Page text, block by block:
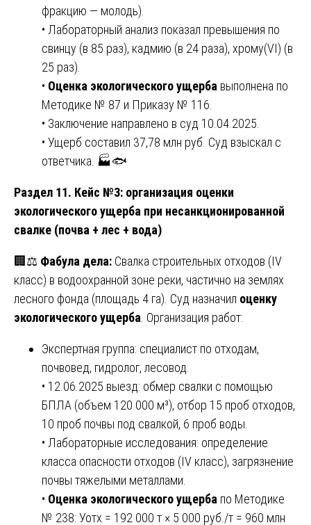
фракцию — молодь).
• Лабораторный анализ показал превышения по
свинцу (в 85 раз), кадмию (в 24 раза), хрому(VI) (в
25 раз).
• Оценка экологического ущерба выполнена по
Методике № 87 и Приказу № 116.
• Заключение направлено в суд 10.04.2025.
• Ущерб составил 37,78 млн руб. Суд взыскал с
ответчика. 🏭🐟
Раздел 11. Кейс №3: организация оценки
экологического ущерба при несанкционированной
свалке (почва + лес + вода)
🏢⚖️ Фабула дела: Свалка строительных отходов (IV
класс) в водоохранной зоне реки, частично на землях
лесного фонда (площадь 4 га). Суд назначил оценку
экологического ущерба . Организация работ:
Экспертная группа: специалист по отходам,
почвовед, гидролог, лесовод.
• 12.06.2025 выезд: обмер свалки с помощью
БПЛА (объем 120 000 м³), отбор 15 проб отходов,
10 проб почвы под свалкой, 6 проб воды.
• Лабораторные исследования: определение
класса опасности отходов (IV класс), загрязнение
почвы тяжелыми металлами.
• Оценка экологического ущерба по Методике
№ 238: Уотх = 192 000 т × 5 000 руб./т = 960 млн